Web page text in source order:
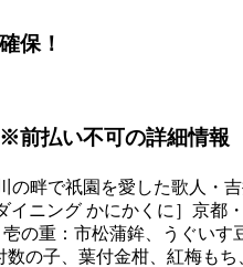
保！
前払い不可の詳細情報
の畔で祇園を愛した歌人・
ニング かにかくに］京都
重：市松蒲鉾、うぐいす
の子、葉付金柑、紅梅も